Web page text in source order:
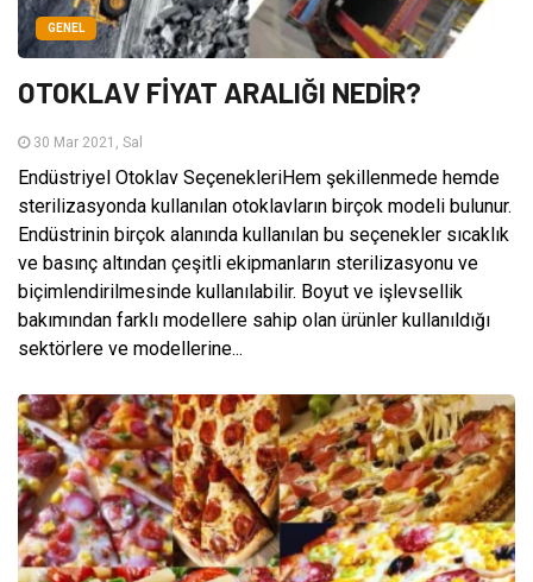
GENEL
OTOKLAV FİYAT ARALIĞI NEDİR?
30 Mar 2021, Sal
Endüstriyel Otoklav SeçenekleriHem şekillenmede hemde
sterilizasyonda kullanılan otoklavların birçok modeli bulunur.
Endüstrinin birçok alanında kullanılan bu seçenekler sıcaklık
ve basınç altından çeşitli ekipmanların sterilizasyonu ve
biçimlendirilmesinde kullanılabilir. Boyut ve işlevsellik
bakımından farklı modellere sahip olan ürünler kullanıldığı
sektörlere ve modellerine...